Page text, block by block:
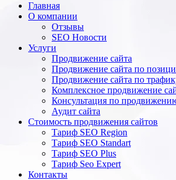
Главная
О компании
Отзывы
SEO Новости
Услуги
Продвижение сайта
Продвижение сайта по
Продвижение сайта по
Комплексное продвижение
Консультация по
Аудит сайта
Стоимость продвижения сайтов
Тариф SEO Region
Тариф SEO Standart
Тариф SEO Plus
Тариф Seo Expert
Контакты